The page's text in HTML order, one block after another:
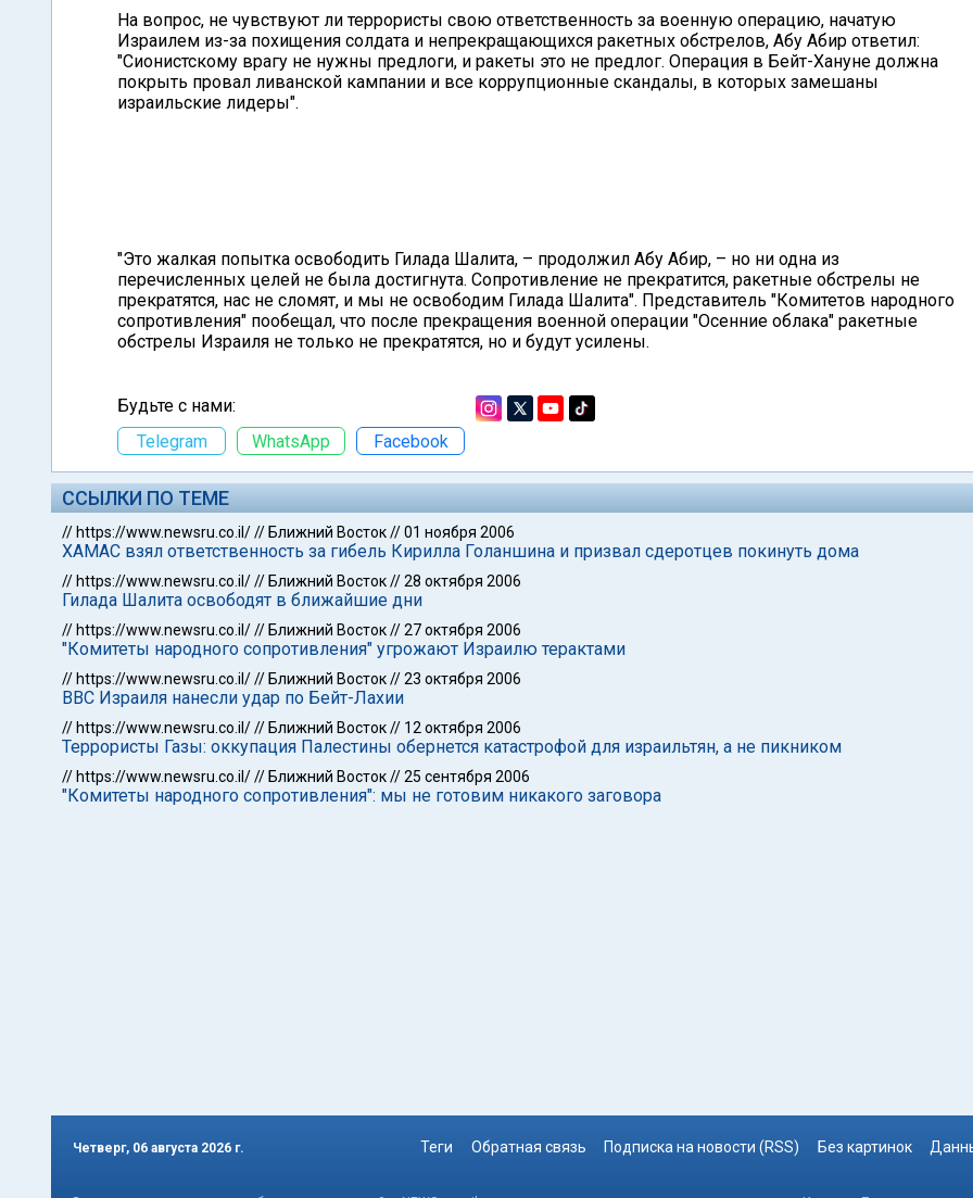
На вопрос, не чувствуют ли террористы свою ответственность за военную операцию, начатую
Израилем из-за похищения солдата и непрекращающихся ракетных обстрелов, Абу Абир ответил:
"Сионистскому врагу не нужны предлоги, и ракеты это не предлог. Операция в Бейт-Хануне должна
покрыть провал ливанской кампании и все коррупционные скандалы, в которых замешаны
израильские лидеры".
"Это жалкая попытка освободить Гилада Шалита, – продолжил Абу Абир, – но ни одна из
перечисленных целей не была достигнута. Сопротивление не прекратится, ракетные обстрелы не
прекратятся, нас не сломят, и мы не освободим Гилада Шалита". Представитель "Комитетов народного
сопротивления" пообещал, что после прекращения военной операции "Осенние облака" ракетные
обстрелы Израиля не только не прекратятся, но и будут усилены.
Будьте с нами:
Telegram
WhatsApp Facebook
ССЫЛКИ ПО ТЕМЕ
// https://www.newsru.co.il/// Ближний Восток//01 ноября 2006
ХАМАС взял ответственность за гибель Кирилла Голаншина и призвал сдеротцев покинуть дома
// https://www.newsru.co.il/// Ближний Восток//28 октября 2006
Гилада Шалита освободят в ближайшие дни
// https://www.newsru.co.il/// Ближний Восток//27 октября 2006
"Комитеты народного сопротивления" угрожают Израилю терактами
// https://www.newsru.co.il/// Ближний Восток//23 октября 2006
ВВС Израиля нанесли удар по Бейт-Лахии
// https://www.newsru.co.il/// Ближний Восток// 12 октября 2006
Террористы Газы: оккупация Палестины обернется катастрофой для израильтян, а не пикником
// https://www.newsru.co.il/// Ближний Восток//25 сентября 2006
"Комитеты народного сопротивления": мы не готовим никакого заговора
Четверг, 06 августа 2026 г. Теги Обратная связь Подписка на новости (RSS) Без картинок